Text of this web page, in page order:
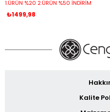
1.ÜRÜN %20 2.ÜRÜN %50 İNDİRİM
₺1499,98
Kalite